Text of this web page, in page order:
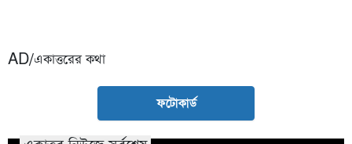
AD/একাত্তরের কথা
ফটোকার্ড